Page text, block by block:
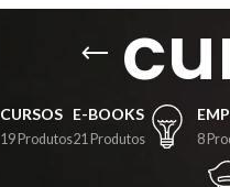
CURSOS
19 Produtos
E-BOOKS
21 Produtos 8